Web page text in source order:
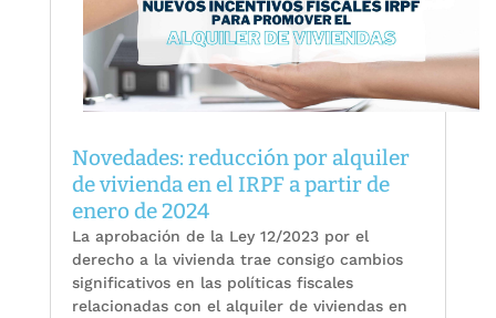
Novedades: reducción por alquiler
de vivienda en el IRPF a partir de
enero de 2024
La aprobación de la Ley 12/2023 por el
derecho a la vivienda trae consigo cambios
significativos en las políticas fiscales
relacionadas con el alquiler de viviendas en